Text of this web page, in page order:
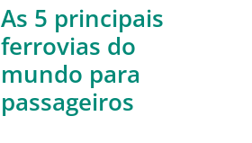
As 5 principais
ferrovias do
mundo para
passageiros